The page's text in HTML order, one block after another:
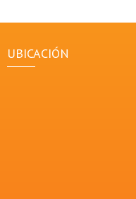
UBICACIÓN